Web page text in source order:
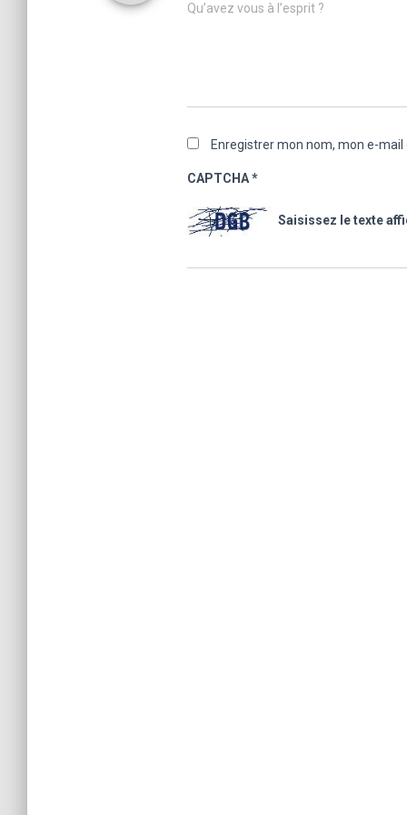
Qu’avez vous à l’esprit ?
Enregistrer mon nom, mon e-
CAPTCHA*
Saisissez le texte